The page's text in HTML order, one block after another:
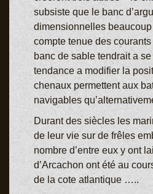
subsiste que le banc
dimensionnelles
compte tenue des
banc de sable tendrait a
tendance a modifier la
chenaux permettent aux
navigables
Durant des siècles les
de leur vie sur de frêles
nombre d’entre eux y ont
d’Arcachon ont été au
de la cote atlantique …..